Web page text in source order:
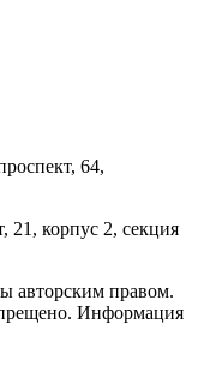
64,
корпус 2, секция
авторским правом.
Информация